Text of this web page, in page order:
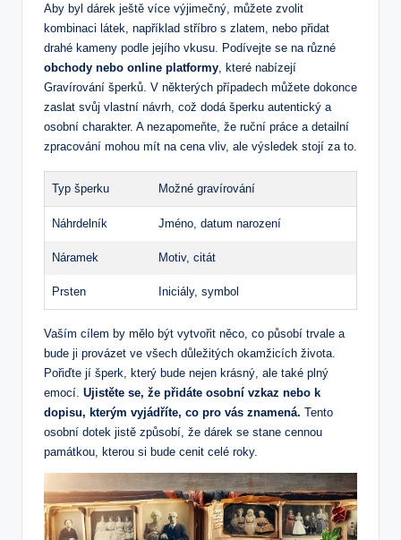
Aby byl dárek ještě více výjimečný, můžete zvolit
kombinaci látek, například stříbro s zlatem, nebo přidat
drahé kameny podle jejího vkusu. Podívejte se na různé
obchody nebo online platformy , které nabízejí
Gravírování šperků. V některých případech můžete dokonce
zaslat svůj vlastní návrh, což dodá šperku autentický a
osobní charakter. A nezapomeňte, že ruční práce a detailní
zpracování mohou mít na cena vliv, ale výsledek stojí za to.
Typ šperku Možné gravírování
Náhrdelník Jméno, datum narození
Náramek Motiv, citát
Prsten Iniciály, symbol
Vaším cílem by mělo být vytvořit něco, co působí trvale a
bude ji provázet ve všech důležitých okamžicích života.
Pořiďte jí šperk, který bude nejen krásný, ale také plný
emocí. Ujistěte se, že přidáte osobní vzkaz nebo k
dopisu, kterým vyjádříte, co pro vás znamená. Tento
osobní dotek jistě způsobí, že dárek se stane cennou
památkou, kterou si bude cenit celé roky.